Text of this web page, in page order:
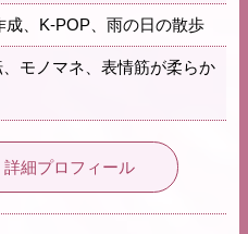
、K-POP、雨の日の散歩
モノマネ、表情筋が柔らか
細プロフィール